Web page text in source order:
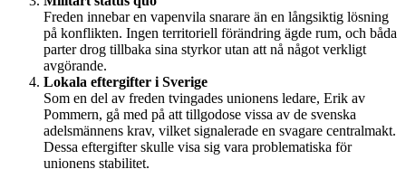
Freden innebar en vapenvila snarare än en långsiktig lösning
på konflikten. Ingen territoriell förändring ägde rum, och båda
parter drog tillbaka sina styrkor utan att nå något verkligt
avgörande.
Lokala eftergifter i Sverige
Som en del av freden tvingades unionens ledare, Erik av
Pommern, gå med på att tillgodose vissa av de svenska
adelsmännens krav, vilket signalerade en svagare centralmakt.
Dessa eftergifter skulle visa sig vara problematiska för
unionens stabilitet.